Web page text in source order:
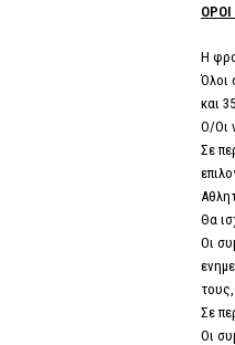
Η
Όλοι
και
Ο/Οι
Σε
Θα
Οι
Σε
Οι